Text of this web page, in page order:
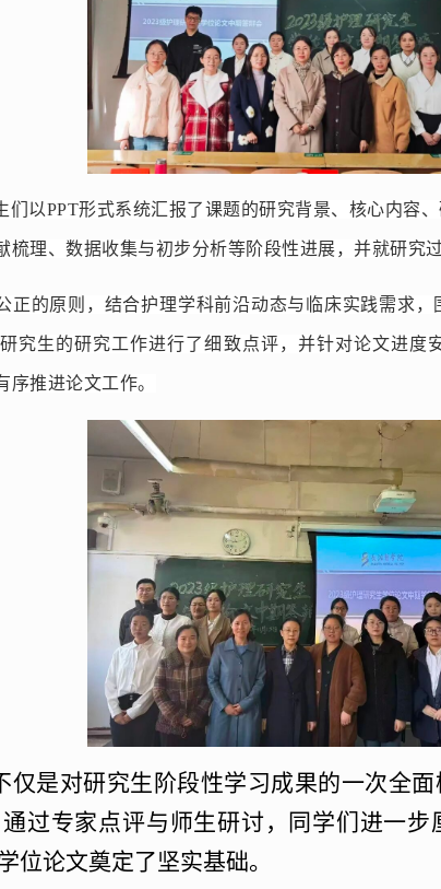
们以PPT形式系统汇报了课题的研究背景、核心内容
梳理、数据收集与初步分析等阶段性进展，并就研究
正的原则，结合护理学科前沿动态与临床实践需求，
究生的研究工作进行了细致点评，并针对论文进度
推进论文工作。
仅是对研究生阶段性学习成果的一次全
过专家点评与师生研讨，同学们进一
位论文奠定了坚实基础。